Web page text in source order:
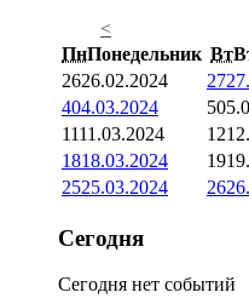
<
ПнПонедельник Вт
2626.02.2024 27
404.03.2024 5
1111.03.2024 12
1818.03.2024 19
2525.03.2024 26
Сегодня
Сегодня нет событий